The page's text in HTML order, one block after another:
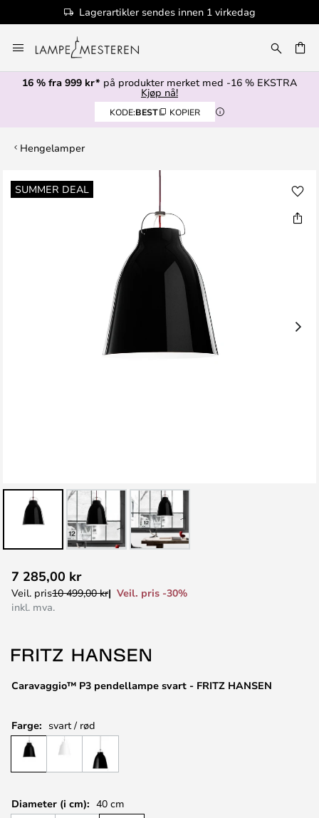
Lagerartikler sendes innen 1 virkedag
til
innhold
16 % fra 999 kr* på produkter merket med -16 % EKSTRA
Kjøp nå!
KODE:BEST KOPIER
Hengelamper
SUMMER DEAL
Gå
til
til
begynnelsen
Caravaggio™ P3 pendellampe svart - FRITZ HANSEN
7 285,00 kr
Veil. pris10 499,00 kr
Veil. pris -30%
inkl. mva.
Farge: svart / rød
Diameter (i cm): 40 cm